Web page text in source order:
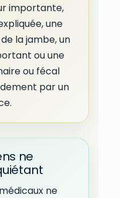
importante,
une
la jambe, un
ou une
ou fécal
par un
ne
ne